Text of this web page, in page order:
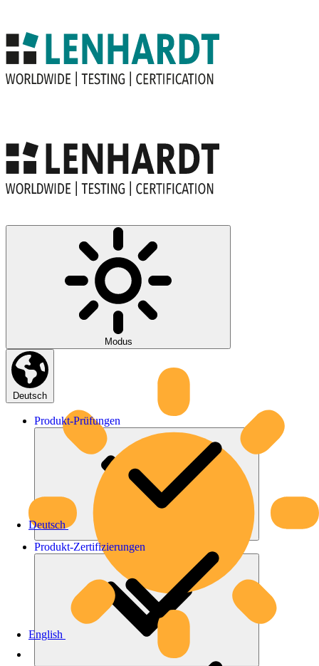
Modus
Deutsch
Deutsch
English
Produkt-Prüfungen
Produkt-Zertifizierungen